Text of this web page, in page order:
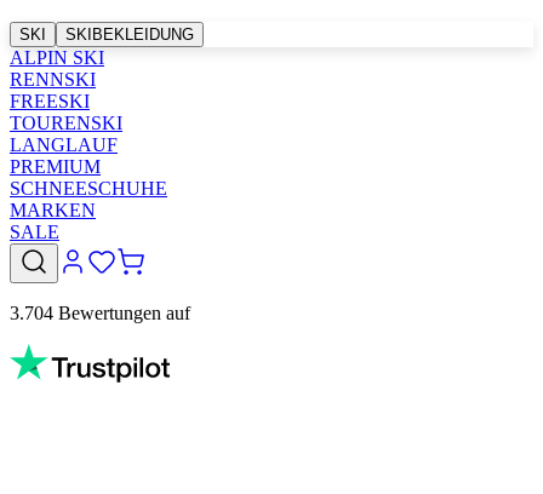
SKI SKIBEKLEIDUNG
ALPIN SKI
RENNSKI
FREESKI
TOURENSKI
LANGLAUF
PREMIUM
SCHNEESCHUHE
MARKEN
SALE
3.704 Bewertungen auf